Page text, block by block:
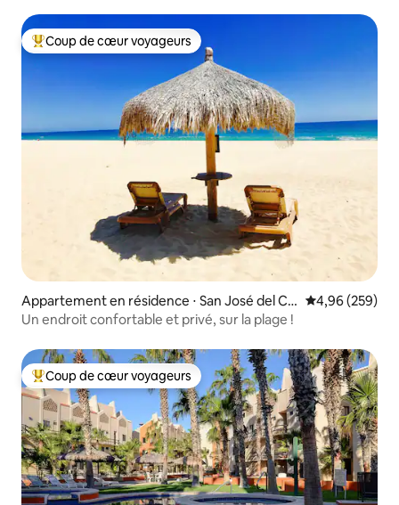
Coups de cœur voyageurs les plus appréciés
Coup de cœur voyageurs
Appartement en résidence ⋅ San José del Ca
bo
Évaluation
4,96 (259)
Un endroit confortable et privé, sur la plage !
Coups de cœur voyageurs les plus appréciés
Coup de cœur voyageurs